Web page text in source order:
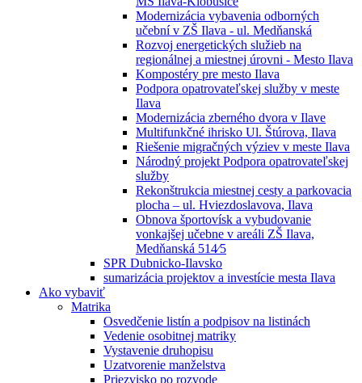
Modernizácia vybavenia odborných
učební v ZŠ Ilava - ul. Medňanská
Rozvoj energetických služieb na
regionálnej a miestnej úrovni - Mesto Ilava
Kompostéry pre mesto Ilava
Podpora opatrovateľskej služby v meste
Ilava
Modernizácia zberného dvora v Ilave
Multifunkčné ihrisko Ul. Štúrova, Ilava
Riešenie migračných výziev v meste Ilava
Národný projekt Podpora opatrovateľskej
služby
Rekonštrukcia miestnej cesty a parkovacia
plocha – ul. Hviezdoslavova, Ilava
Obnova športovísk a vybudovanie
vonkajšej učebne v areáli ZŠ Ilava,
Medňanská 514⁄5
SPR Dubnicko-Ilavsko
sumarizácia projektov a investície mesta Ilava
Ako vybaviť
Matrika
Osvedčenie listín a podpisov na listinách
Vedenie osobitnej matriky
Vystavenie druhopisu
Uzatvorenie manželstva
Priezvisko po rozvode